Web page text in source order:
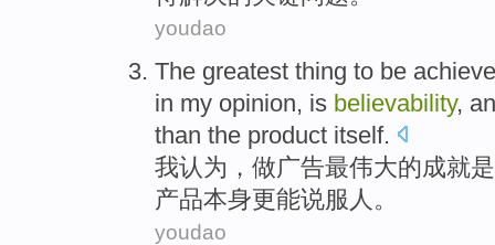
youdao
The greatest thing to be
in my opinion, is believability,
than the product itself.
我认为 ， 做广告最伟大的成就是
产品本身更能说服人 。
youdao